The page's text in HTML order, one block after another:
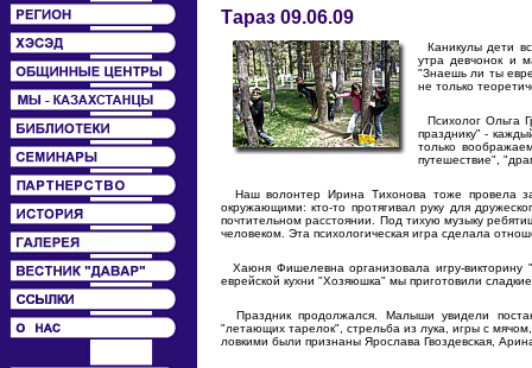
Тараз 09.06.09
Каникулы дети
утра девчонок и
"Знаешь ли ты
не только
Психолог Ольга
празднику" -
только
путешествие",
Наш волонтер Ирина Тихонова тоже провела
окружающими: кто-то протягивал руку для
почтительном расстоянии. Под тихую музыку
человеком. Эта психологическая игра сделала
Хаюня Фишелевна организовала игру-
еврейской кухни "Хозяюшка" мы приготовили
Праздник продолжался. Малыши увидели
"летающих тарелок", стрельба из лука, игры с
ловкими были признаны Ярослава Гвоздевская,